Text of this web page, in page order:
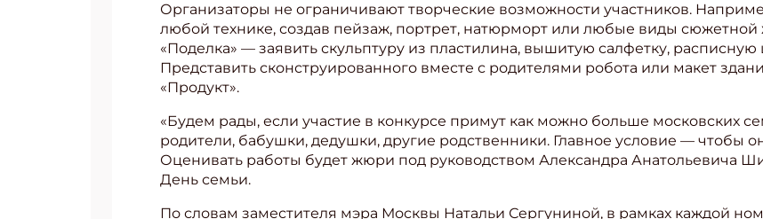
Организаторы не ограничивают творческие возможности участников.
любой технике, создав пейзаж, портрет, натюрморт или любые виды
«Поделка» — заявить скульптуру из пластилина, вышитую салфетку, расписную
Представить сконструированного вместе с родителями робота или макет
«Продукт».
«Будем рады, если участие в конкурсе примут как можно больше московских
родители, бабушки, дедушки, другие родственники. Главное условие — чтобы
Оценивать работы будет жюри под руководством Александра Анатольевича
День семьи.
По словам заместителя мэра Москвы Натальи Сергуниной, в рамках каждой